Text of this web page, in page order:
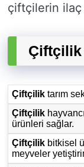
çiftçilerin
Çiftçilik
Çiftçilik tarım
Çiftçilik
ürünleri sağlar.
Çiftçilik bitkisel
meyveler